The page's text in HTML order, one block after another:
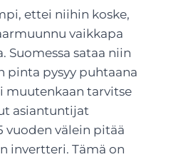
ettei niihin koske,
vaikkapa
sataa niin
pinta pysyy puhtaana
muutenkaan tarvitse
asiantuntijat
vuoden välein pitää
invertteri. Tämä on